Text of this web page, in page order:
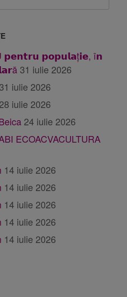
𝗽𝗼𝗽𝘂𝗹𝗮ț𝗶𝗲, î𝗻
31 iulie 2026
iulie 2026
iulie 2026
24 iulie 2026
ECOACVACULTURA
14 iulie 2026
14 iulie 2026
14 iulie 2026
14 iulie 2026
14 iulie 2026